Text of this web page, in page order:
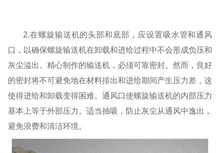
2.在螺旋输送机的头部和底部，应设置吸水管和通风
口，以确保螺旋输送机在卸载和进给过程中不会形成负压和
灰尘溢出。精心制作的输送机，必须可靠密封。然而，良好
的密封将不可避免地在材料排出和进给期间产生压力差，这
使得进给和卸载变得困难。通风口使螺旋输送机的内部压力
基本上等于外部压力。适当抽吸，防止灰尘从通风中逸出，
避免浪费和清洁环境。